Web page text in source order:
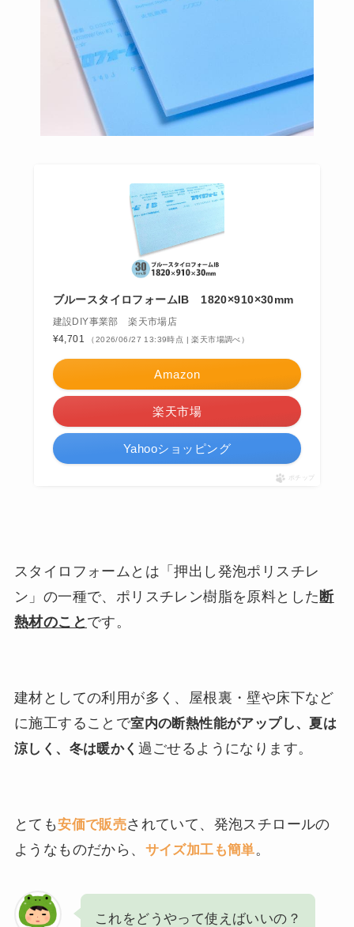
ブルースタイロフォームIB 1820×910×30mm
建設DIY事業部 楽天市場店
¥4,701
（2026/06/27 13:39時点 | 楽天市場調べ）
Amazon
楽天市場
Yahooショッピング
ポチップ
スタイロフォームとは「押出し発泡ポリスチレ
ン」の一種で、ポリスチレン樹脂を原料とした 断
熱材のこと です。
建材としての利用が多く、屋根裏・壁や床下など
に施工することで室内の断熱性能がアップし、夏は
涼しく、冬は暖かく 過ごせるようになります。
とても安価で販売されていて、発泡スチロールの
ようなものだから、 サイズ加工も簡単。
これをどうやって使えばいいの？